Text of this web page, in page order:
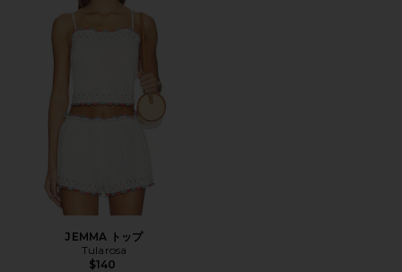
JEMMA トップ
Tularosa
$140